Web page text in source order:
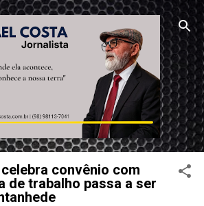
o conteúdo principal
convênio com
de trabalho passa a ser